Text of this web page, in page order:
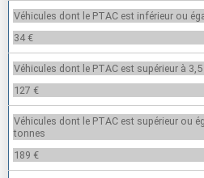
Véhicules dont le PTAC est inférieur ou
34 €
Véhicules dont le PTAC est supérieur à
127 €
Véhicules dont le PTAC est supérieur ou
tonnes
189 €